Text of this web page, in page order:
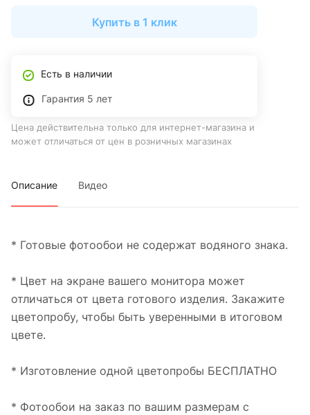
Купить в 1 клик
Есть в наличии
Гарантия 5 лет
Цена действительна только для интернет-магазина и
может отличаться от цен в розничных магазинах
Описание Видео
* Готовые фотообои не содержат водяного знака.
* Цвет на экране вашего монитора может
отличаться от цвета готового изделия. Закажите
цветопробу, чтобы быть уверенными в итоговом
цвете.
* Изготовление одной цветопробы БЕСПЛАТНО
* Фотообои на заказ по вашим размерам с